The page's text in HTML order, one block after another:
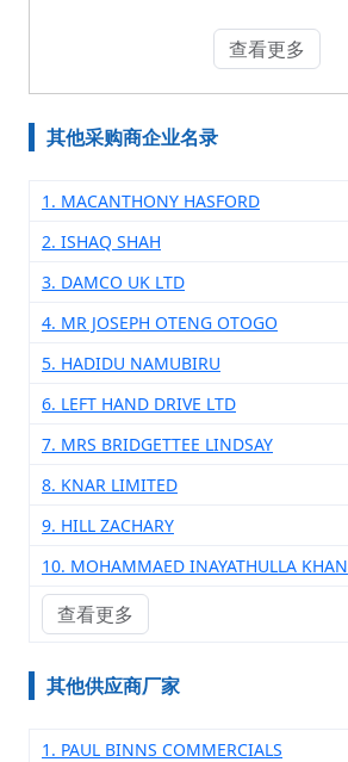
查看更多
其他采购商企业名录
1. MACANTHONY HASFORD
2. ISHAQ SHAH
3. DAMCO UK LTD
4. MR JOSEPH OTENG OTOGO
5. HADIDU NAMUBIRU
6. LEFT HAND DRIVE LTD
7. MRS BRIDGETTEE LINDSAY
8. KNAR LIMITED
9. HILL ZACHARY
10. MOHAMMAED INAYATHULLA KHAN
查看更多
其他供应商厂家
1. PAUL BINNS COMMERCIALS